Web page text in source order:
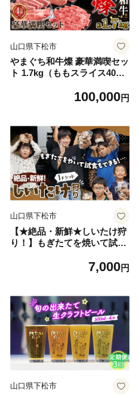
山口県下松市
やまぐち和牛燦 豪華満喫セッ
ト 1.7kg（ももスライス400
うで焼肉400g・希少部位ステ
牛肉 もも スライス 肩ロース
うで 焼肉 希少部位 ステーキ
1.7kg 国産牛 肉詰合せ お取り
寄せ 贈答 ギフト 高級 牛肉
旨味 柔らか No.219
100,000円
山口県下松市
【★絶品・新鮮★しいたけ狩
り！】もぎたてを焼いて試食
ミリー・女性・カップルに◎
ファミリー向け おでかけ体験
レジャー体験 自然体験 体験
チケット 日帰り体験 雨の日
のおでかけ ハウス栽培 椎茸
新鮮しいたけ 詰め放題 グル
メ体験 焼きしいたけ 試食付
7,000円
山口県下松市